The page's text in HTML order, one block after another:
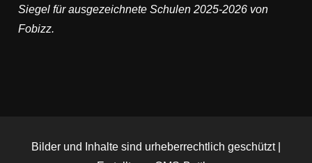
Siegel für ausgezeichnete Schulen 2025-2026 von
Fobizz.
Bilder und Inhalte sind urheberrechtlich geschützt |